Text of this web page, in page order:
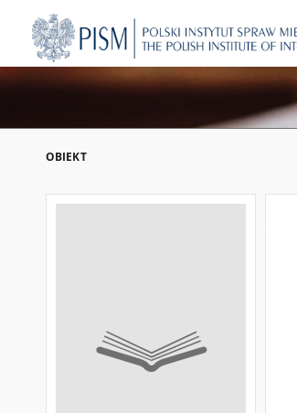
OBIEKT